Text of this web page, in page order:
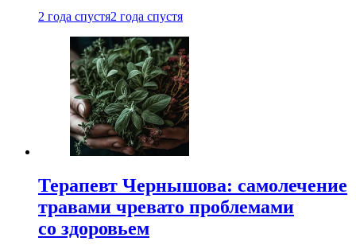
2 года спустя2 года спустя
Терапевт Чернышова: самолечение
травами чревато проблемами
со здоровьем